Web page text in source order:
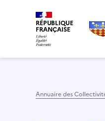
RÉPUBLIQUE
FRANÇAISE
Annuaire des